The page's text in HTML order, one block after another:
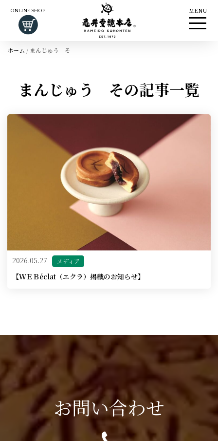
MENU
ONLINE SHOP
ホーム / まんじゅう そ
まんじゅう その記事一覧
2026.05.27 メディア
【ＷＥＢéclat（エクラ）掲載のお知らせ】
お問い合わせ